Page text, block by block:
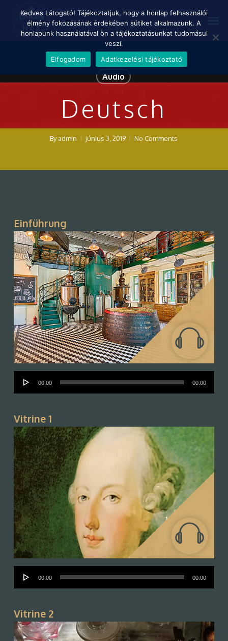
Audio
Deutsch
By admin június 3, 2019 No Comments
Einführung
lejátszó
00:00 00:00
Vitrine 1
Audió
lejátszó
00:00 00:00
Vitrine 2
Kedves Látogató! Tájékoztatjuk, hogy a honlap felhasználói
élmény fokozásának érdekében sütiket alkalmazunk. A
honlapunk használatával ön a tájékoztatásunkat tudomásul
veszi.
Elfogadom
Adatkezelési tájékoztató